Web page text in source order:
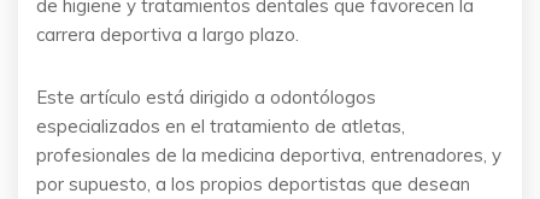
de higiene y tratamientos dentales que favorecen la
carrera deportiva a largo plazo.
Este artículo está dirigido a odontólogos
especializados en el tratamiento de atletas,
profesionales de la medicina deportiva, entrenadores, y
por supuesto, a los propios deportistas que desean